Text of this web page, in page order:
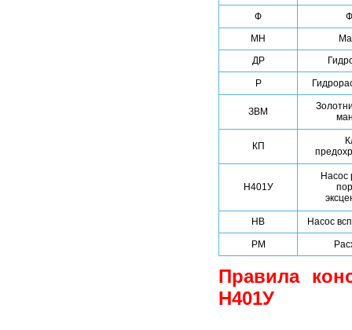
Ф
МН
ДР
Р
ЗВМ
КП
Н401У
Насос
НВ Насос
РМ
Правила
Н401У